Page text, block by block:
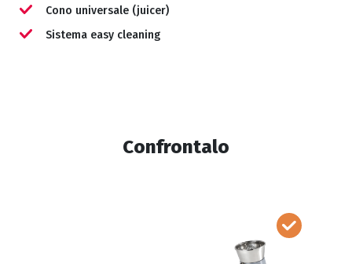
Cono universale (juicer)
Sistema easy cleaning
Confrontalo